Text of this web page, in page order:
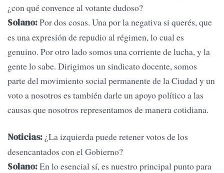
¿con qué convence al votante dudoso?
Solano:Por dos cosas. Una por la negativa si querés, que
es una expresión de repudio al régimen, lo cual es
genuino. Por otro lado somos una corriente de lucha, y la
gente lo sabe. Dirigimos un sindicato docente, somos
parte del movimiento social permanente de la Ciudad y un
voto a nosotros es también darle un apoyo político a las
causas que nosotros representamos de manera cotidiana.
Noticias: ¿La izquierda puede retener votos de los
desencantados con el Gobierno?
Solano:En lo esencial sí, es nuestro principal punto para